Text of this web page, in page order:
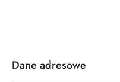
Dane adresowe